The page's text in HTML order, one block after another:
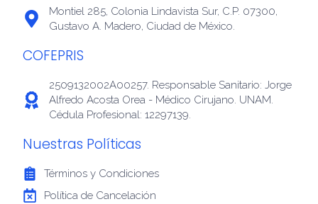
Montiel 285, Colonia Lindavista Sur, C.P. 07300,
Gustavo A. Madero, Ciudad de México.
COFEPRIS
2509132002A00257. Responsable Sanitario: Jorge
Alfredo Acosta Orea - Médico Cirujano. UNAM.
Cédula Profesional: 12297139.
Nuestras Políticas
Términos y Condiciones
Política de Cancelación